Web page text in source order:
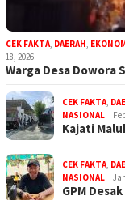
CEK FAKTA, DAERAH,
18, 2026
Warga Desa Dowora
CEK FAKTA,
NASIONAL
Kajati
CEK FAKTA,
NASIONAL
GPM